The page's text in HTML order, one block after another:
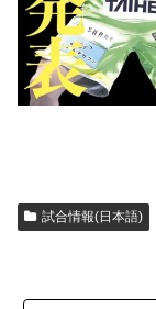
試合情報(日本語)